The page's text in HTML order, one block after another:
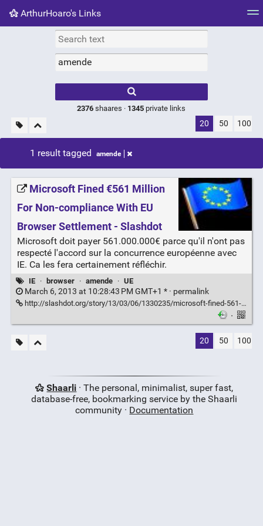
ArthurHoaro's Links
Picture wall
results.
2376 shaares · 1345 private links
20 50 100
1 result tagged amende
Microsoft Fined €561 Million
For Non-compliance With EU
Browser Settlement - Slashdot
Microsoft doit payer 561.000.000€ parce qu'il n'ont pas
respecté l'accord sur la concurrence européenne avec
IE. Ca les fera certainement réfléchir.
IE · browser · amende · UE
March 6, 2013 at 10:28:43 PM GMT+1 * · permalink
http://slashdot.org/story/13/03/06/1330235/microsoft-fined-561-million-for-non-compliance-with-eu-browser-settlement
·
20 50 100
Shaarli · The personal, minimalist, super fast,
database-free, bookmarking service by the Shaarli
community · Documentation